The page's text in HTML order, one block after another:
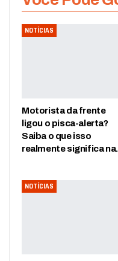
NOTÍCIAS
Motorista da frente
ligou o pisca-alerta?
Saiba o que isso
realmente significa
NOTÍCIAS